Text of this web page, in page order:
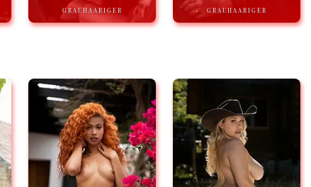
GRAUHAARIGER GRAUHAARIGER